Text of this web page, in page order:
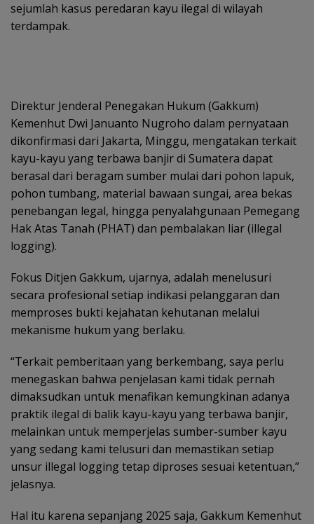
sejumlah kasus peredaran kayu ilegal di wilayah
terdampak.
Direktur Jenderal Penegakan Hukum (Gakkum)
Kemenhut Dwi Januanto Nugroho dalam pernyataan
dikonfirmasi dari Jakarta, Minggu, mengatakan terkait
kayu-kayu yang terbawa banjir di Sumatera dapat
berasal dari beragam sumber mulai dari pohon lapuk,
pohon tumbang, material bawaan sungai, area bekas
penebangan legal, hingga penyalahgunaan Pemegang
Hak Atas Tanah (PHAT) dan pembalakan liar (illegal
logging).
Fokus Ditjen Gakkum, ujarnya, adalah menelusuri
secara profesional setiap indikasi pelanggaran dan
memproses bukti kejahatan kehutanan melalui
mekanisme hukum yang berlaku.
“Terkait pemberitaan yang berkembang, saya perlu
menegaskan bahwa penjelasan kami tidak pernah
dimaksudkan untuk menafikan kemungkinan adanya
praktik ilegal di balik kayu-kayu yang terbawa banjir,
melainkan untuk memperjelas sumber-sumber kayu
yang sedang kami telusuri dan memastikan setiap
unsur illegal logging tetap diproses sesuai ketentuan,”
jelasnya.
Hal itu karena sepanjang 2025 saja, Gakkum Kemenhut